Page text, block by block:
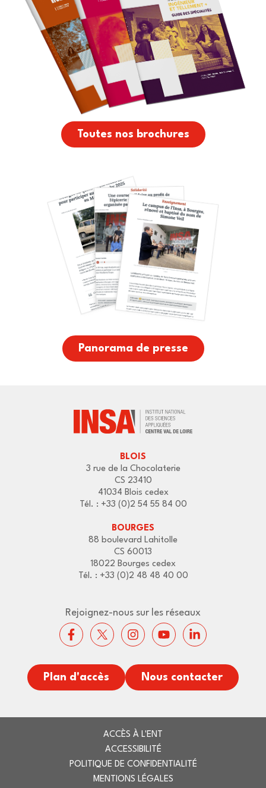
Toutes nos brochures
Panorama de presse
BLOIS
3 rue de la Chocolaterie
CS 23410
41034 Blois cedex
Tél. : +33 (0)2 54 55 84 00
BOURGES
88 boulevard Lahitolle
CS 60013
18022 Bourges cedex
Tél. : +33 (0)2 48 48 40 00
Rejoignez-nous sur les réseaux
Plan d'accès Nous contacter
ACCÈS À L'ENT
ACCESSIBILITÉ
POLITIQUE DE CONFIDENTIALITÉ
MENTIONS LÉGALES